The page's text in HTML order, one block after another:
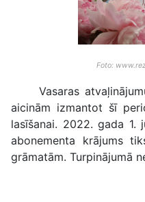
Foto:
Vasaras
aicinām izmantot šī
lasīšanai. 2022. gada 1.
abonementa krājums
grāmatām. Turpinājumā